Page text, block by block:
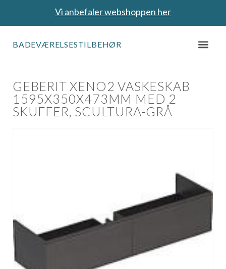
Vi anbefaler webshoppen her
BADEVÆRELSESTILBEHØR
GEBERIT XENO2 VASKESKAB
1595X350X473MM MED 2
SKUFFER, SCULTURA-GRÅ